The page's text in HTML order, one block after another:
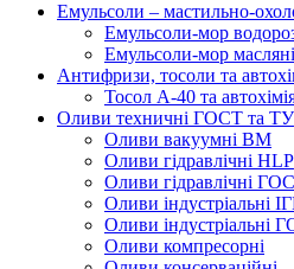
Емульсоли – мастильно-
Емульсоли-мор
Емульсоли-мор масляні
Антифризи, тосоли та
Тосол А-40 та
Оливи техничні ГОСТ та ТУ
Оливи вакуумні ВМ
Оливи гідравлічні HLP
Оливи гідравлічні
Оливи індустріальні
Оливи індустріальні
Оливи компресорні